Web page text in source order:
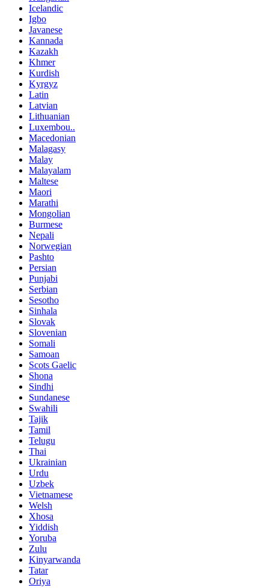
Icelandic
Igbo
Javanese
Kannada
Kazakh
Khmer
Kurdish
Kyrgyz
Latin
Latvian
Lithuanian
Luxembou..
Macedonian
Malagasy
Malay
Malayalam
Maltese
Maori
Marathi
Mongolian
Burmese
Nepali
Norwegian
Pashto
Persian
Punjabi
Serbian
Sesotho
Sinhala
Slovak
Slovenian
Somali
Samoan
Scots Gaelic
Shona
Sindhi
Sundanese
Swahili
Tajik
Tamil
Telugu
Thai
Ukrainian
Urdu
Uzbek
Vietnamese
Welsh
Xhosa
Yiddish
Yoruba
Zulu
Kinyarwanda
Tatar
Oriya